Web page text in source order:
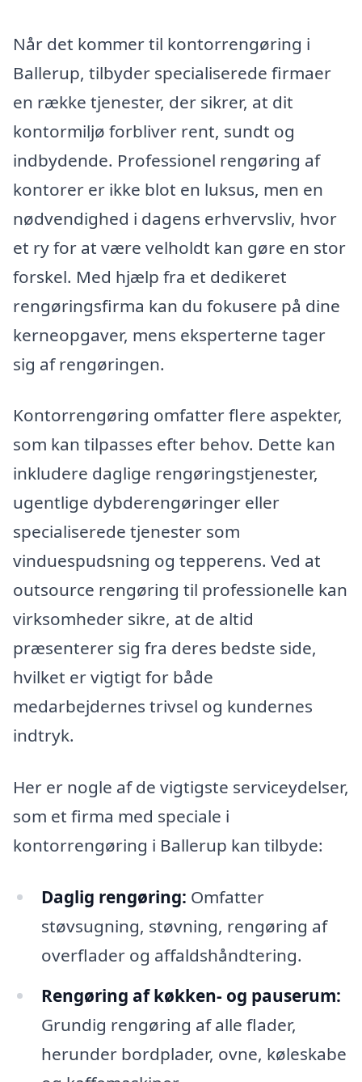
Når det kommer til kontorrengøring i
Ballerup, tilbyder specialiserede firmaer
en række tjenester, der sikrer, at dit
kontormiljø forbliver rent, sundt og
indbydende. Professionel rengøring af
kontorer er ikke blot en luksus, men en
nødvendighed i dagens erhvervsliv, hvor
et ry for at være velholdt kan gøre en stor
forskel. Med hjælp fra et dedikeret
rengøringsfirma kan du fokusere på dine
kerneopgaver, mens eksperterne tager
sig af rengøringen.
Kontorrengøring omfatter flere aspekter,
som kan tilpasses efter behov. Dette kan
inkludere daglige rengøringstjenester,
ugentlige dybderengøringer eller
specialiserede tjenester som
vinduespudsning og tepperens. Ved at
outsource rengøring til professionelle kan
virksomheder sikre, at de altid
præsenterer sig fra deres bedste side,
hvilket er vigtigt for både
medarbejdernes trivsel og kundernes
indtryk.
Her er nogle af de vigtigste serviceydelser,
som et firma med speciale i
kontorrengøring i Ballerup kan tilbyde:
Daglig rengøring: Omfatter
støvsugning, støvning, rengøring af
overflader og affaldshåndtering.
Rengøring af køkken- og pauserum:
Grundig rengøring af alle flader,
herunder bordplader, ovne, køleskabe